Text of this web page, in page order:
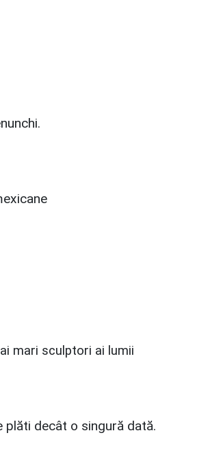
mari sculptori ai lumii
decât o singură dată.